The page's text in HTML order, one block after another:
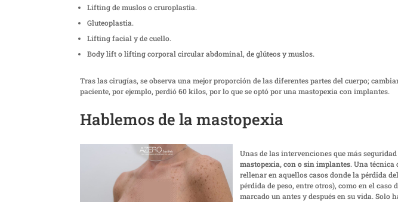
Lifting de muslos o cruroplastia.
Gluteoplastia.
Lifting facial y de cuello.
Body lift o lifting corporal circular abdominal, de glúteos y muslos.
Tras las cirugías, se observa una mejor proporción de las diferentes partes del cuerpo;
paciente, por ejemplo, perdió 60 kilos, por lo que se optó por una mastopexia con implantes.
Hablemos de la mastopexia
Unas de las intervenciones que más
mastopexia, con o sin implantes. Una técnica
rellenar en aquellos casos donde la pérdida
pérdida de peso, entre otros), como en el
marcado un antes y después en su vida. Solo